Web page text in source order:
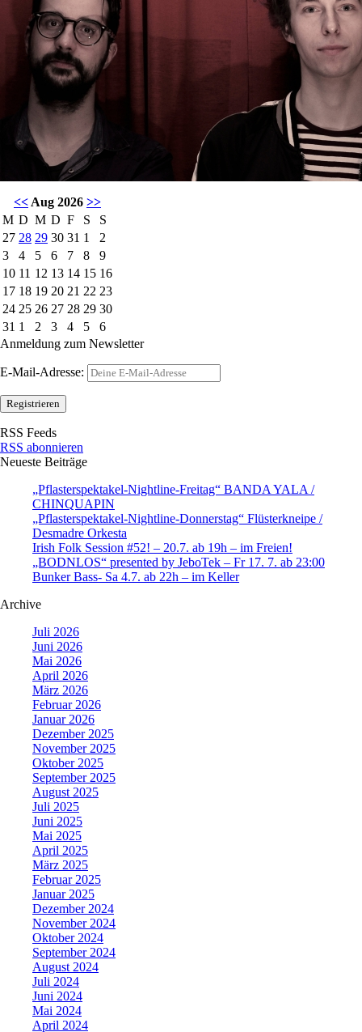
<< Aug 2026 >>
M D M D F S
S
27 28 29 30 31 1
2
3
4 5 6 7 8
9
10 11 12 13 14 15 16
17 18 19 20 21 22 23
24 25 26 27 28 29 30
31 1 2 3 4 5
6
Anmeldung zum Newsletter
E-Mail-Adresse:
RSS Feeds
RSS abonnieren
Neueste Beiträge
„Pflasterspektakel-Nightline-Freitag“ BANDA YALA /
CHINQUAPIN
„Pflasterspektakel-Nightline-Donnerstag“ Flüsterkneipe /
Desmadre Orkesta
Irish Folk Session #52! – 20.7. ab 19h – im Freien!
„BODNLOS“ presented by JeboTek – Fr 17. 7. ab 23:00
Bunker Bass- Sa 4.7. ab 22h – im Keller
Archive
Juli 2026
Juni 2026
Mai 2026
April 2026
März 2026
Februar 2026
Januar 2026
Dezember 2025
November 2025
Oktober 2025
September 2025
August 2025
Juli 2025
Juni 2025
Mai 2025
April 2025
März 2025
Februar 2025
Januar 2025
Dezember 2024
November 2024
Oktober 2024
September 2024
August 2024
Juli 2024
Juni 2024
Mai 2024
April 2024